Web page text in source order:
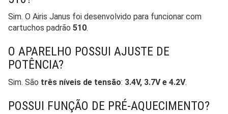
Sim. O Airis Janus foi desenvolvido para funcionar com
cartuchos padrão 510.
O APARELHO POSSUI AJUSTE DE
POTÊNCIA?
Sim. São três níveis de tensão: 3.4V, 3.7V e 4.2V.
POSSUI FUNÇÃO DE PRÉ-AQUECIMENTO?